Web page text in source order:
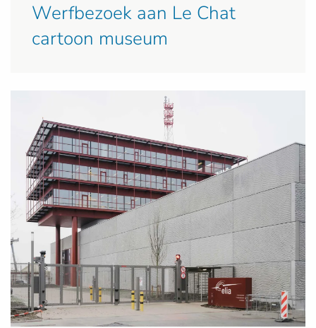
Werfbezoek aan Le Chat
cartoon museum